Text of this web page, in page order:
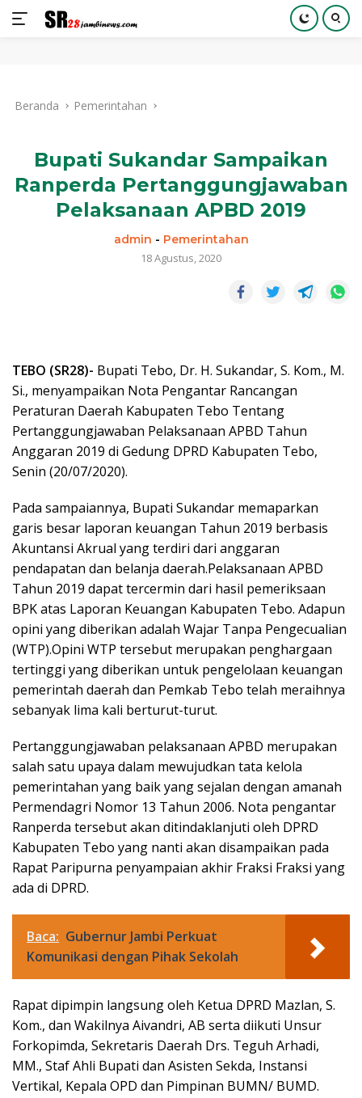
kontenBeranda Pemerintahan
Bupati Sukandar Sampaikan
Ranperda Pertanggungjawaban
Pelaksanaan APBD 2019
admin - Pemerintahan
18 Agustus, 2020
TEBO (SR28)- Bupati Tebo, Dr. H. Sukandar, S. Kom., M.
Si., menyampaikan Nota Pengantar Rancangan
Peraturan Daerah Kabupaten Tebo Tentang
Pertanggungjawaban Pelaksanaan APBD Tahun
Anggaran 2019 di Gedung DPRD Kabupaten Tebo,
Senin (20/07/2020).
Pada sampaiannya, Bupati Sukandar memaparkan
garis besar laporan keuangan Tahun 2019 berbasis
Akuntansi Akrual yang terdiri dari anggaran
pendapatan dan belanja daerah.Pelaksanaan APBD
Tahun 2019 dapat tercermin dari hasil pemeriksaan
BPK atas Laporan Keuangan Kabupaten Tebo. Adapun
opini yang diberikan adalah Wajar Tanpa Pengecualian
(WTP).Opini WTP tersebut merupakan penghargaan
tertinggi yang diberikan untuk pengelolaan keuangan
pemerintah daerah dan Pemkab Tebo telah meraihnya
sebanyak lima kali berturut-turut.
Pertanggungjawaban pelaksanaan APBD merupakan
salah satu upaya dalam mewujudkan tata kelola
pemerintahan yang baik yang sejalan dengan amanah
Permendagri Nomor 13 Tahun 2006. Nota pengantar
Ranperda tersebut akan ditindaklanjuti oleh DPRD
Kabupaten Tebo yang nanti akan disampaikan pada
Rapat Paripurna penyampaian akhir Fraksi Fraksi yang
ada di DPRD.
Baca: Gubernur Jambi Perkuat
Komunikasi dengan Pihak Sekolah
Rapat dipimpin langsung oleh Ketua DPRD Mazlan, S.
Kom., dan Wakilnya Aivandri, AB serta diikuti Unsur
Forkopimda, Sekretaris Daerah Drs. Teguh Arhadi,
MM., Staf Ahli Bupati dan Asisten Sekda, Instansi
Vertikal, Kepala OPD dan Pimpinan BUMN/ BUMD.